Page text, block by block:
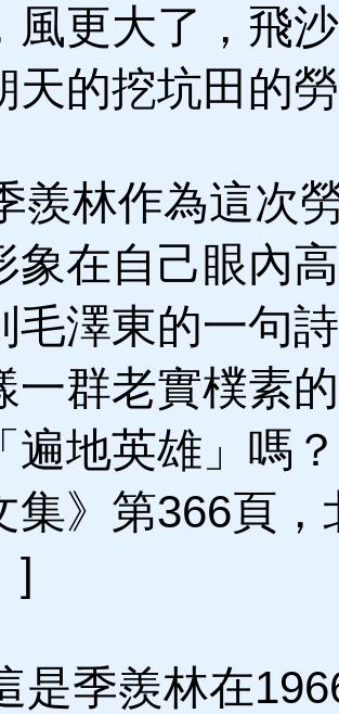
風更大了，飛
天的挖坑田的
林作為這次
象在自己眼內
毛澤東的一句
一群老實樸素
遍地英雄」嗎
集》第366頁
]
季羨林在